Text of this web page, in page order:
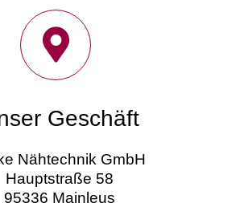
Geschäft
Nähtechnik GmbH
Hauptstraße 58
95336 Mainleus